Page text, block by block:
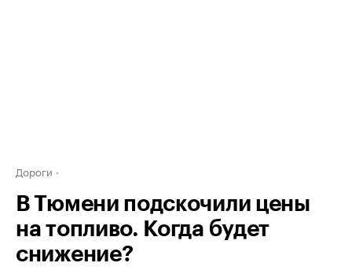
Дороги
В Тюмени подскочили цены
на топливо. Когда будет
снижение?